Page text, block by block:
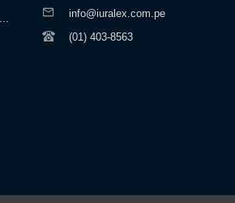
info@iuralex.com.pe
(01) 403-8563